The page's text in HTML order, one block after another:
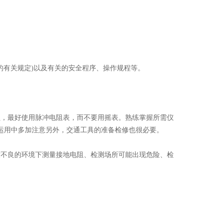
关规定)以及有关的安全程序、操作规程等。
好使用脉冲电阻表，而不要用摇表。熟练掌握所需仪
中多加注意另外，交通工具的准备检修也很必要。
的环境下测量接地电阻、检测场所可能出现危险、检